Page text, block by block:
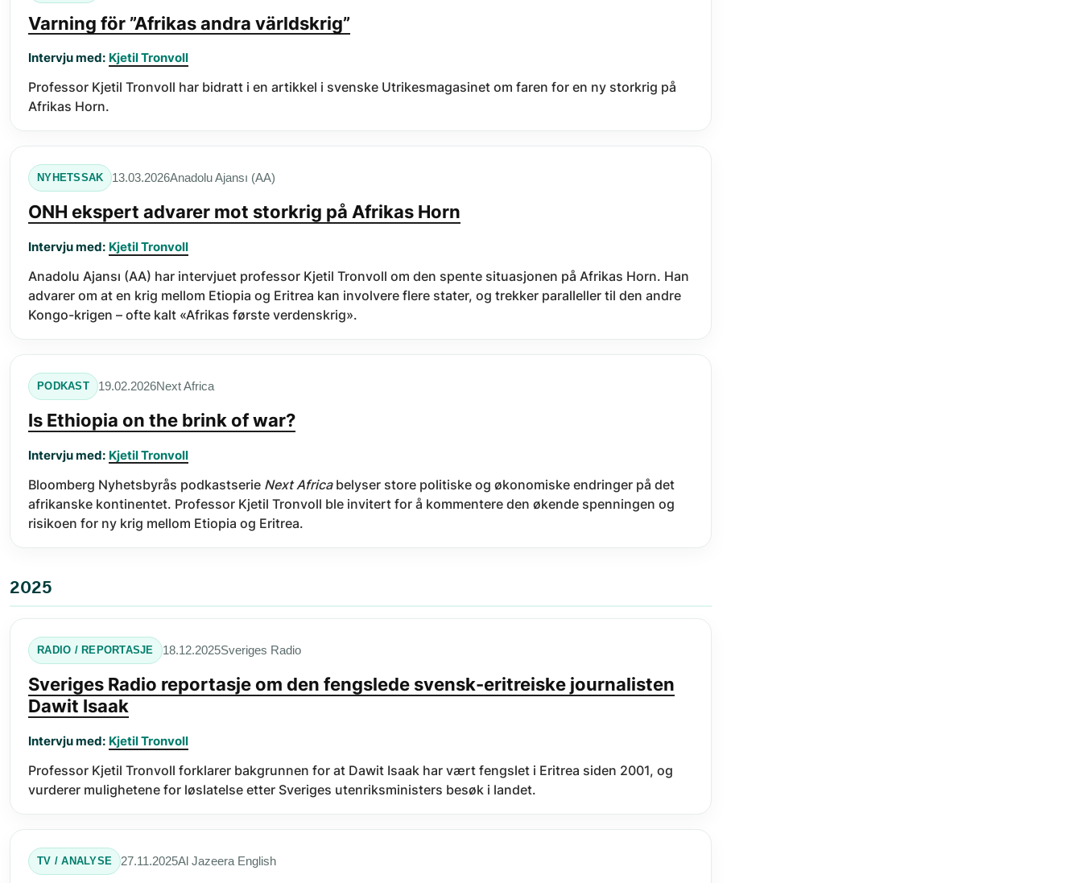
Varning för ”Afrikas andra världskrig”
Intervju med: Kjetil Tronvoll
Professor Kjetil Tronvoll har bidratt i en artikkel i svenske Utrikesmagasinet om faren for en ny storkrig på
Afrikas Horn.
NYHETSSAK 13.03.2026Anadolu Ajansı (AA)
ONH ekspert advarer mot storkrig på Afrikas Horn
Intervju med: Kjetil Tronvoll
Anadolu Ajansı (AA) har intervjuet professor Kjetil Tronvoll om den spente situasjonen på Afrikas Horn. Han
advarer om at en krig mellom Etiopia og Eritrea kan involvere flere stater, og trekker paralleller til den andre
Kongo-krigen – ofte kalt «Afrikas første verdenskrig».
PODKAST 19.02.2026Next Africa
Is Ethiopia on the brink of war?
Intervju med: Kjetil Tronvoll
Bloomberg Nyhetsbyrås podkastserie Next Africabelyser store politiske og økonomiske endringer på det
afrikanske kontinentet. Professor Kjetil Tronvoll ble invitert for å kommentere den økende spenningen og
risikoen for ny krig mellom Etiopia og Eritrea.
2025
RADIO / REPORTASJE 18.12.2025Sveriges Radio
Sveriges Radio reportasje om den fengslede svensk-eritreiske journalisten
Dawit Isaak
Intervju med: Kjetil Tronvoll
Professor Kjetil Tronvoll forklarer bakgrunnen for at Dawit Isaak har vært fengslet i Eritrea siden 2001, og
vurderer mulighetene for løslatelse etter Sveriges utenriksministers besøk i landet.
TV / ANALYSE 27.11.2025Al Jazeera English